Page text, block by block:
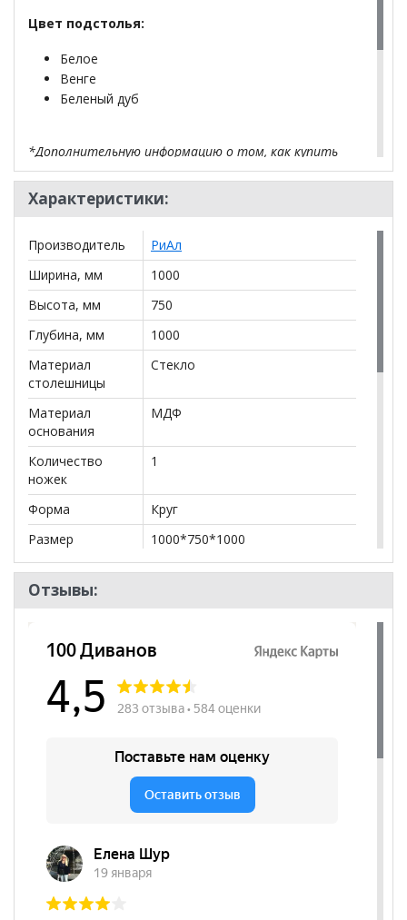
Цвет подстолья:
Белое
Венге
Беленый дуб
*Дополнительную информацию о том, как купить
Стол раздвижной "Овация 1,35" матовое стекло
уточняйте у нашего менеджера по телефону
+79292022735.
**Цены на официальном сайте
действительны только для интернет-магазинаи
могут отличаться от цен в розничных магазинах-
салонах сети!
Характеристики:
Производитель
РиАл
Ширина, мм
1000
Высота, мм
750
Глубина, мм
1000
Материал
столешницы
Стекло
Материал
основания
МДФ
Количество
ножек
1
Форма
Круг
Размер
1000*750*1000
Тип
Стол-раздвижной
Форма ножек
Цвет
столешницы
Белый
Размер в
1350*1350
Да
Стиль
Эко-стиль, Современный
Комната
Кухня
Пол
Отзывы: